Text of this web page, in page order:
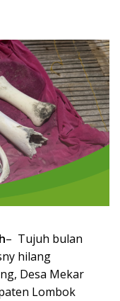
– Tujuh bulan
hilang
Desa Mekar
Lombok